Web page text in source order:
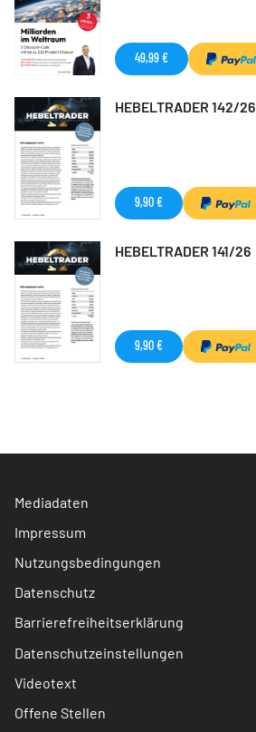
49,99 €
HEBELTRADER 142/26
9,90 €
HEBELTRADER 141/26
9,90 €
Mediadaten
Impressum
Nutzungsbedingungen
Datenschutz
Barrierefreiheitserklärung
Datenschutzeinstellungen
Videotext
Offene Stellen